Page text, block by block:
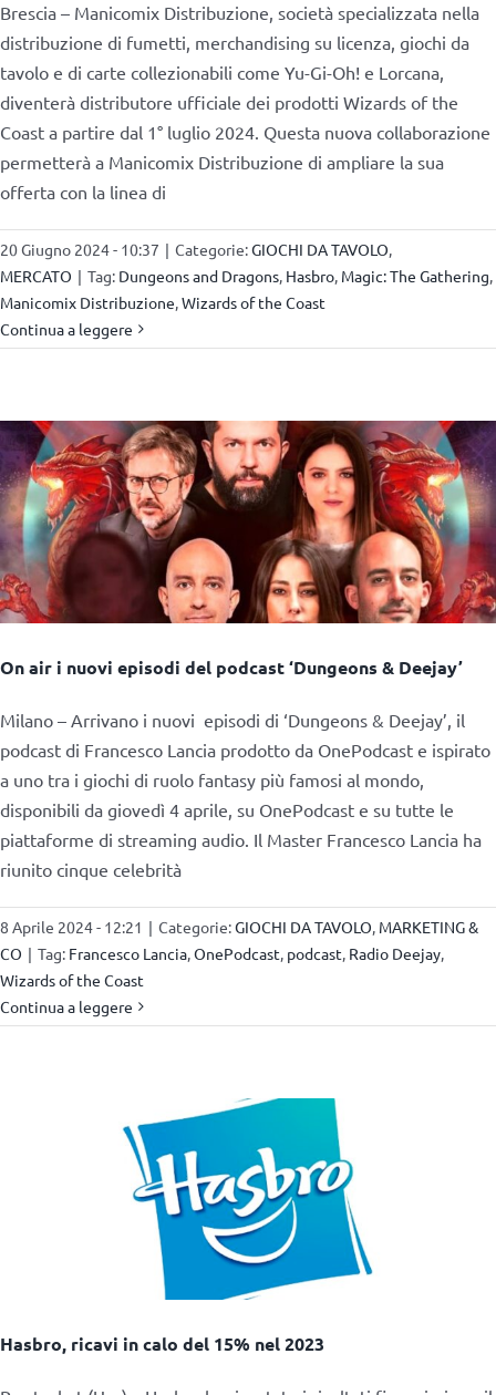
Brescia – Manicomix Distribuzione, società specializzata nella
distribuzione di fumetti, merchandising su licenza, giochi da
tavolo e di carte collezionabili come Yu-Gi-Oh! e Lorcana,
diventerà distributore ufficiale dei prodotti Wizards of the
Coast a partire dal 1° luglio 2024. Questa nuova collaborazione
permetterà a Manicomix Distribuzione di ampliare la sua
offerta con la linea di
20 Giugno 2024 - 10:37 | Categorie:GIOCHI DA TAVOLO,
MERCATO | Tag: Dungeons and Dragons, Hasbro, Magic: The Gathering,
Manicomix Distribuzione,Wizards of the Coast
Continua a leggere
On air i nuovi episodi del podcast ‘Dungeons & Deejay’
Milano – Arrivano i nuovi episodi di ‘Dungeons & Deejay’, il
podcast di Francesco Lancia prodotto da OnePodcast e ispirato
a uno tra i giochi di ruolo fantasy più famosi al mondo,
disponibili da giovedì 4 aprile, su OnePodcast e su tutte le
piattaforme di streaming audio. Il Master Francesco Lancia ha
riunito cinque celebrità
8 Aprile 2024 - 12:21 | Categorie:GIOCHI DA TAVOLO MARKETING &
CO | Tag: Francesco Lancia OnePodcast podcast Radio Deejay
Wizards of the Coast
Continua a leggere
Hasbro, ricavi in calo del 15% nel 2023